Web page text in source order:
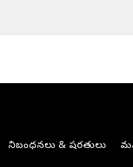
నిబంధనలు & షరతులు